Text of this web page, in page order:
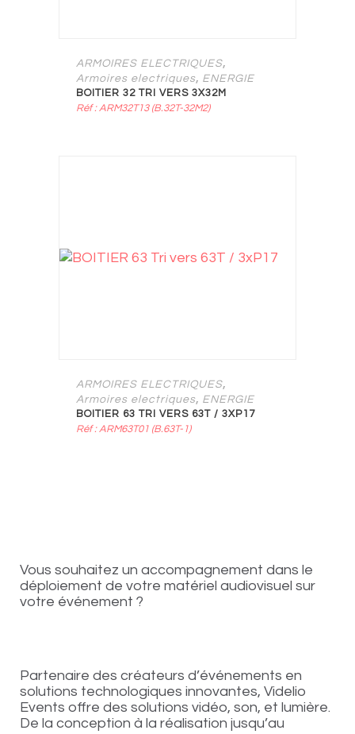
ARMOIRES ELECTRIQUES,
Armoires electriques, ENERGIE
BOITIER 32 TRI VERS 3X32M
Réf : ARM32T13 (B.32T-32M2)
ARMOIRES ELECTRIQUES,
Armoires electriques, ENERGIE
BOITIER 63 TRI VERS 63T / 3XP17
Réf : ARM63T01 (B.63T-1)
Vous souhaitez un accompagnement dans le
déploiement de votre matériel audiovisuel sur
votre événement ?
Partenaire des créateurs d’événements en
solutions technologiques innovantes, Videlio
Events offre des solutions vidéo, son, et lumière.
De la conception à la réalisation jusqu’au